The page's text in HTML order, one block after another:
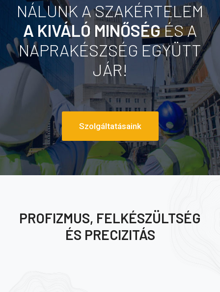
NÁLUNK A SZAKÉRTELEM
A KIVÁLÓ MINŐSÉGÉS A
NAPRAKÉSZSÉG EGYÜTT
JÁR!
Szolgáltatásaink
PROFIZMUS, FELKÉSZÜLTSÉG
ÉS PRECIZITÁS